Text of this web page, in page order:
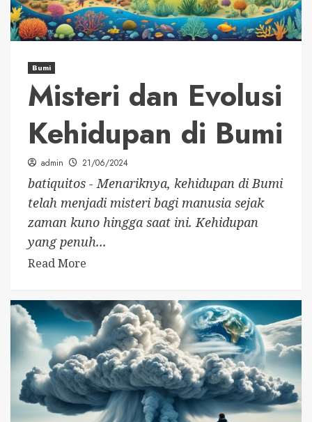
Bumi
Misteri dan Evolusi
Kehidupan di Bumi
admin 21/06/2024
batiquitos - Menariknya, kehidupan di Bumi
telah menjadi misteri bagi manusia sejak
zaman kuno hingga saat ini. Kehidupan
yang penuh...
Read More